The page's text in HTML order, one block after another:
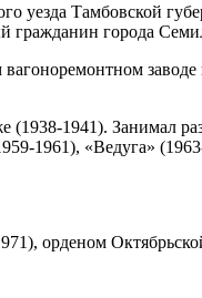
уезда Тамбовской
гражданин города
1941). Занимал
1961), «Ведуга»
орденом